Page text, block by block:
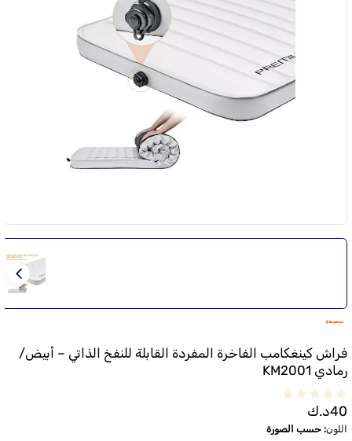
فراش كينغكامب الفاخرة المفردة القابلة للنفخ الذاتي – أبيض/
رمادي KM2001
40د.ك
اللون: حسب الصورة